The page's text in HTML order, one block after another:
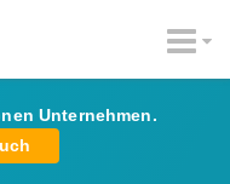
Unternehmen.